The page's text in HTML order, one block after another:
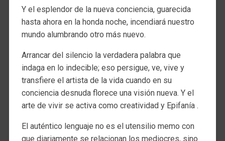
Y el esplendor de la nueva conciencia, guarecida
hasta ahora en la honda noche, incendiará nuestro
mundo alumbrando otro más nuevo.
Arrancar del silencio la verdadera palabra que
indaga en lo indecible; eso persigue, ve, vive y
transfiere el artista de la vida cuando en su
conciencia desnuda florece una visión nueva. Y el
arte de vivir se activa como creatividad y Epifanía .
El auténtico lenguaje no es el utensilio memo con
que diariamente se relacionan los mediocres, sino